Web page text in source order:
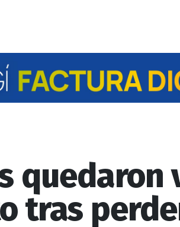
quedaron
tras